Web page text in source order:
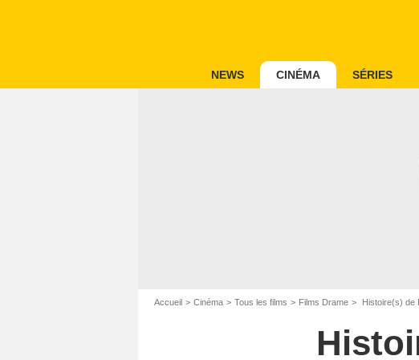
NEWS CINÉMA SÉRIES
Accueil Cinéma Tous les films Films Drame Histoire(s) de